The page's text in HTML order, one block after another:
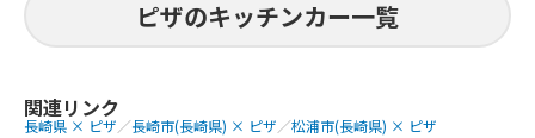
ピザのキッチンカー一覧
関連リンク
長崎県 × ピザ／長崎市(長崎県) × ピザ／松浦市(長崎県) × ピザ